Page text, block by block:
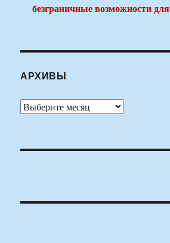
безграничные возможности
АРХИВЫ
Архивы